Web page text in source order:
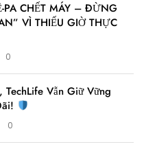
PA CHẾT MÁY – ĐỪNG
VÌ THIẾU GIỜ THỰC
0
Vẫn Giữ Vững
0